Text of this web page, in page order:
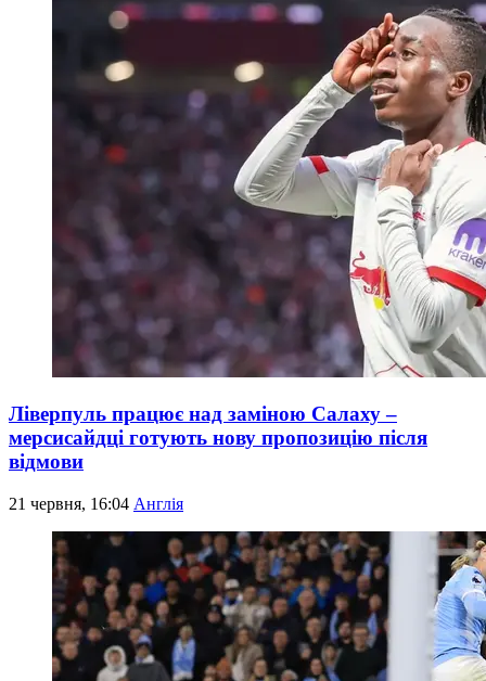
Ліверпуль працює над заміною Салаху –
мерсисайдці готують нову пропозицію після
відмови
21 червня, 16:04 Англія